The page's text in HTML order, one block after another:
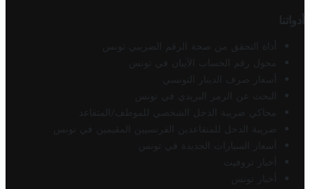
أدواتنا
أداة التحقق من صحة الرقم الضريبي تونس
محول رقم الحساب الآيبان في تونس
أسعار صرف الدينار التونسي
البحث عن الرمز البريدي في تونس
محاكي ضريبة الدخل الشخصي للموظف/المتقاعد
ضريبة الدخل للمتقاعدين الفرنسيين المقيمين في تونس
أسعار السيارات الجديدة في تونس
أخبار تروفيت
أخبار تونس